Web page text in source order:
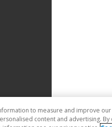
to measure and improve
content and advertising.